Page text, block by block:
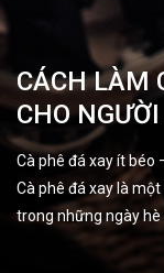
CÁCH LÀM
CHO
Cà phê đá xay ít béo
Cà phê đá xay là
trong những ngày hè